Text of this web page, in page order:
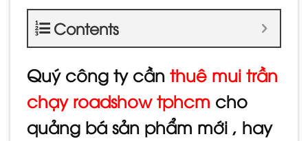
Contents
Quý công ty cần thuê mui trần
chạy roadshow tphcm cho
quảng bá sản phẩm mới , hay